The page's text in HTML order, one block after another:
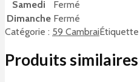
Samedi
Fermé
Dimanche Fermé
Catégorie : 59 CambraiÉtiquette
Produits similaires